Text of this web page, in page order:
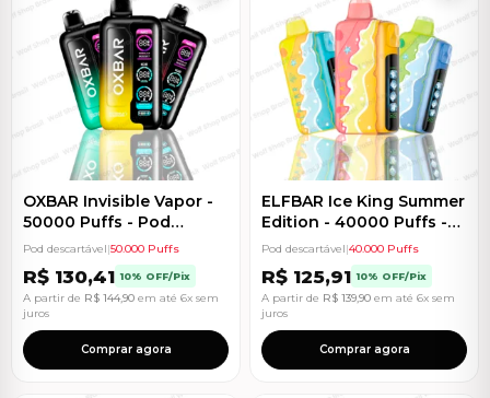
OXBAR Invisible Vapor -
50000 Puffs - Pod
Descartável
Pod descartável|50.000 Puffs
R$ 130,41 10% OFF/Pix
A partir de R$ 144,90 em até 6x sem
juros
Comprar agora
ELFBAR Ice King Summer
Edition - 40000 Puffs -
Pod Descartável
Pod descartável|40.000 Puffs
R$ 125,91 10% OFF/Pix
A partir de R$ 139,90 em até 6x sem
juros
Comprar agora